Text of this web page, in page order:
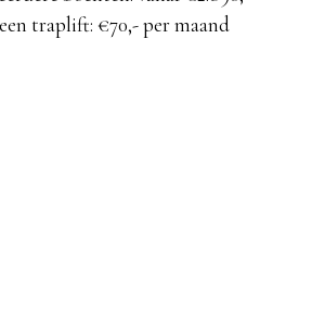
traplift: €70,- per maand